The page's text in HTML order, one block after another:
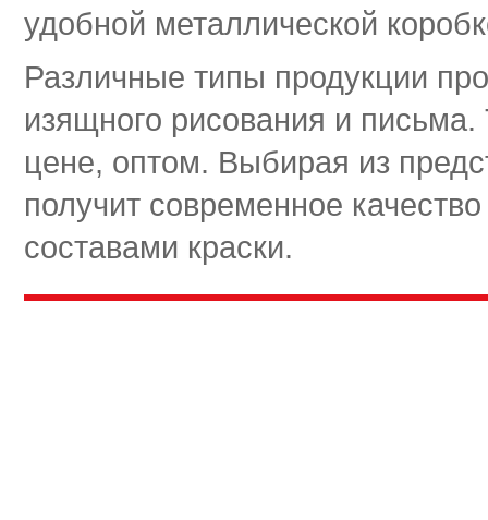
удобной металлической
Различные типы продукции
изящного рисования и
цене, оптом. Выбирая из
получит современное
составами краски.